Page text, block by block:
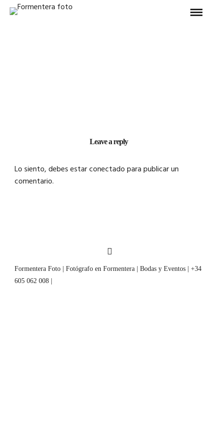
Leave a reply
Lo siento, debes estarconectadopara publicar un
comentario.
Formentera Foto | Fotógrafo en Formentera | Bodas y Eventos | +34
605 062 008 |